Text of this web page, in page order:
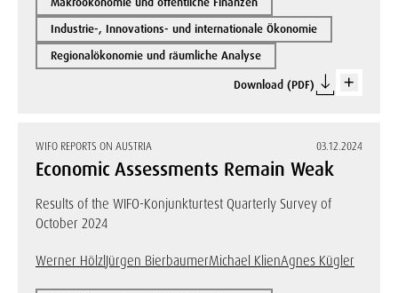
Industrie-, Innovations- und internationale Ökonomie
Regionalökonomie und räumliche Analyse
Download (PDF)
WIFO REPORTS ON AUSTRIA 03.12.2024
Economic Assessments Remain Weak
Results of the WIFO-Konjunkturtest Quarterly Survey of
October 2024
Werner HölzlJürgen BierbaumerMichael KlienAgnes Kügler